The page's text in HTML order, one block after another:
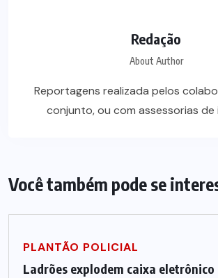
Redação
About Author
Reportagens realizada pelos
conjunto, ou com assessorias de
Você também pode se
PLANTÃO POLICIAL
Ladrões explodem caixa eletrônico